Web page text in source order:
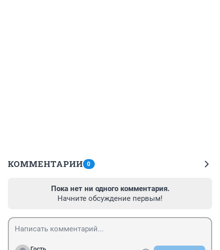
КОММЕНТАРИИ 0
Пока нет ни одного комментария.
Начните обсуждение первым!